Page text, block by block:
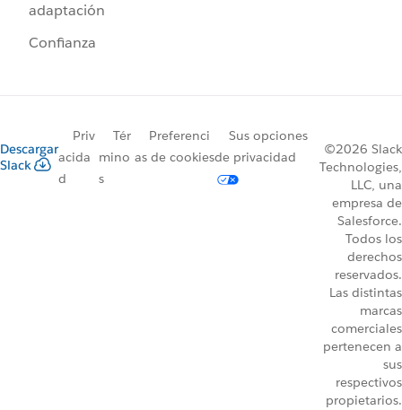
adaptación
Confianza
Descargar
Slack
Priv
acida
d
Tér
mino
s
Preferenci
as de cookies
Sus opciones
de privacidad
©2026 Slack
Technologies,
LLC, una
empresa de
Salesforce.
Todos los
derechos
reservados.
Las distintas
marcas
comerciales
pertenecen a
sus
respectivos
propietarios.